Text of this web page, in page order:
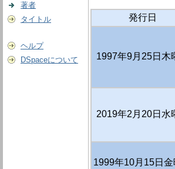
著者
タイトル
ヘルプ
DSpaceについて
発行日
1997年9月25日木
2019年2月20日水
1999年10月15日金